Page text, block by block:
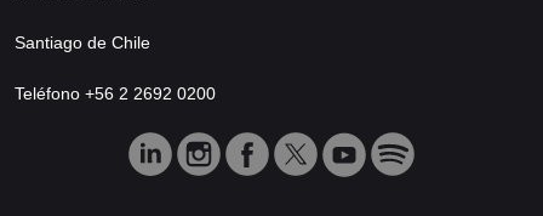
Santiago de Chile
Teléfono +56 2 2692 0200